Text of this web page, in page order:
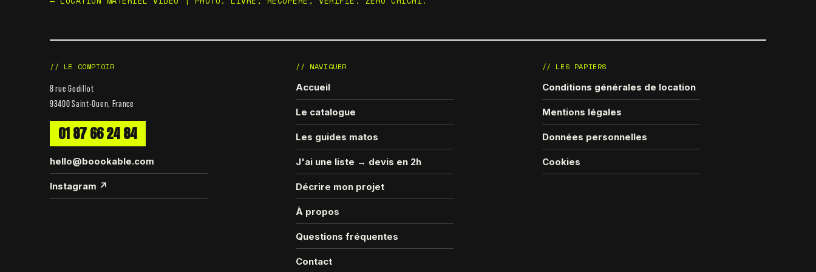
// LE COMPTOIR
8 rue Godillot
93400 Saint-Ouen, France
01 87 66 24 84
hello@boookable.com
Instagram ↗
// NAVIGUER
Accueil
Le catalogue
Les guides matos
J'ai une liste → devis en 2h
Décrire mon projet
À propos
Questions fréquentes
Contact
// LES PAPIERS
Conditions générales de location
Mentions légales
Données personnelles
Cookies